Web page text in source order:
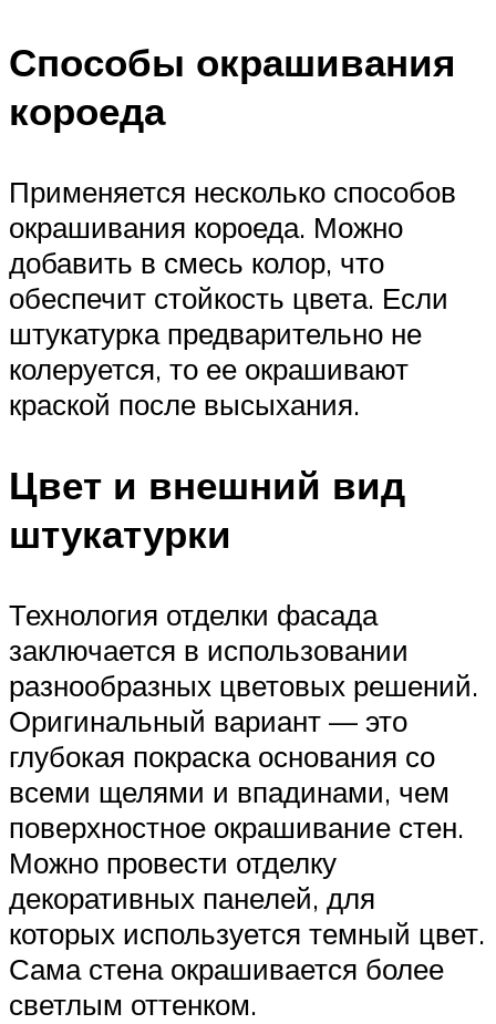
Способы окрашивания
короеда
Применяется несколько способов
окрашивания короеда. Можно
добавить в смесь колор, что
обеспечит стойкость цвета. Если
штукатурка предварительно не
колеруется, то ее окрашивают
краской после высыхания.
Цвет и внешний вид
штукатурки
Технология отделки фасада
заключается в использовании
разнообразных цветовых решений.
Оригинальный вариант — это
глубокая покраска основания со
всеми щелями и впадинами, чем
поверхностное окрашивание стен.
Можно провести отделку
декоративных панелей, для
которых используется темный цвет.
Сама стена окрашивается более
светлым оттенком.